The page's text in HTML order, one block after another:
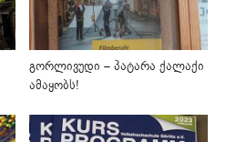
გორლივუდი – პატარა ქალაქი
ამაყობს!